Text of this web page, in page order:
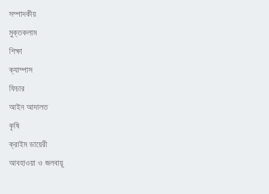
সম্পাদকীয়
মুক্তকলাম
শিক্ষা
ক্যাম্পাস
ফিচার
আইন আদালত
কৃষি
ক্রাইম ডায়েরী
আবহাওয়া ও জলবায়ূ